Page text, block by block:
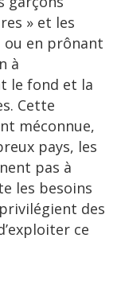
» et les
ou en prônant
à
le fond et la
Cette
méconnue,
pays, les
pas à
les besoins
des
ce